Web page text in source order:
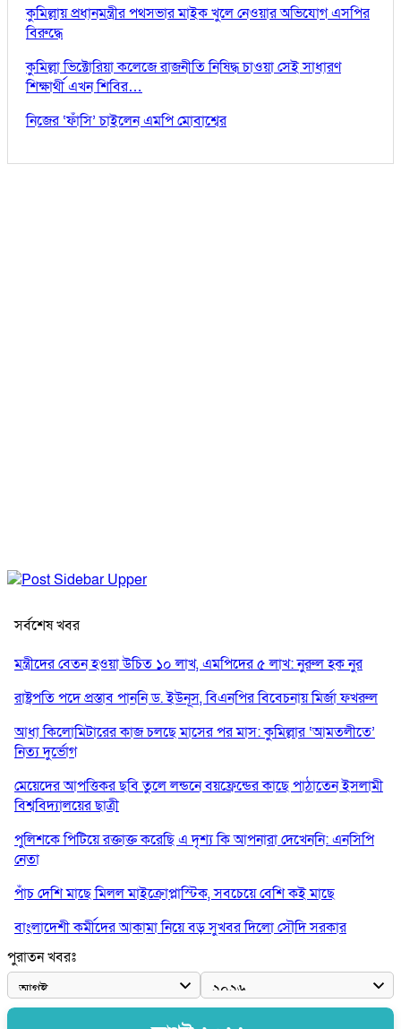
কুমিল্লায় প্রধানমন্ত্রীর পথসভার মাইক খুলে নেওয়ার অভিযোগ এসপির
বিরুদ্ধে
কুমিল্লা ভিক্টোরিয়া কলেজে রাজনীতি নিষিদ্ধ চাওয়া সেই সাধারণ
শিক্ষার্থী এখন শিবির…
নিজের ‘ফাঁসি’ চাইলেন এমপি মোবাশ্বের
সর্বশেষ খবর
মন্ত্রীদের বেতন হওয়া উচিত ১০ লাখ, এমপিদের ৫ লাখ: নুরুল হক নুর
রাষ্ট্রপতি পদে প্রস্তাব পাননি ড. ইউনূস, বিএনপির বিবেচনায় মির্জা ফখরুল
আধা কিলোমিটারের কাজ চলছে মাসের পর মাস: কুমিল্লার ‘আমতলীতে’
নিত্য দুর্ভোগ
মেয়েদের আপত্তিকর ছবি তুলে লন্ডনে বয়ফ্রেন্ডের কাছে পাঠাতেন ইসলামী
বিশ্ববিদ্যালয়ের ছাত্রী
পুলিশকে পিটিয়ে রক্তাক্ত করেছি এ দৃশ্য কি আপনারা দেখেননি: এনসিপি
নেতা
পাঁচ দেশি মাছে মিলল মাইক্রোপ্লাস্টিক, সবচেয়ে বেশি কই মাছে
বাংলাদেশী কর্মীদের আকামা নিয়ে বড় সুখবর দিলো সৌদি সরকার
ভারতের পূর্ব সীমান্তে এখন ‘আরেকটি পাকিস্তান’ গড়ে উঠেছে: সজীব
ওয়াজেদ জয়
পুরাতন খবরঃ